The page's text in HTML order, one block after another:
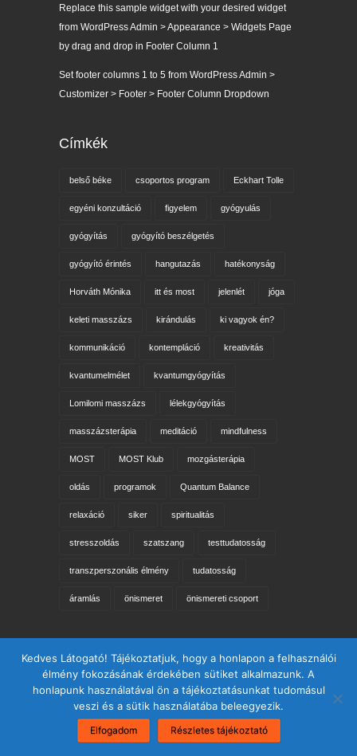
Replace this sample widget with your desired widget
from WordPress Admin > Appearance > Widgets Page
by drag and drop in Footer Column 1
Set footer columns 1 to 5 from WordPress Admin >
Customizer > Footer > Footer Column Dropdown
Címkék
belső béke csoportos program Eckhart Tolle
egyéni konzultáció figyelem gyógyulás
gyógyítás gyógyító beszélgetés
gyógyító érintés hangutazás hatékonyság
Horváth Mónika itt és most jelenlét jóga
keleti masszázs kirándulás ki vagyok én?
kommunikáció kontempláció kreativitás
kvantumelmélet kvantumgyógyítás
Lomilomi masszázs lélekgyógyítás
masszázsterápia meditáció mindfulness
MOST MOST Klub mozgásterápia
oldás programok Quantum Balance
relaxáció siker spiritualitás
stresszoldás szatszang testtudatosság
transzperszonális élmény tudatosság
áramlás önismeret önismereti csoport
Keresés az oldalon
Kedves Látogató! Tájékoztatjuk, hogy a honlapon a felhasználói
élmény fokozásának érdekében sütiket alkalmazunk. A
honlapunk használatával ön a tájékoztatásunkat tudomásul
veszi és a sütik használatába beleegyezik.
Elfogadom Részletes tájékoztató